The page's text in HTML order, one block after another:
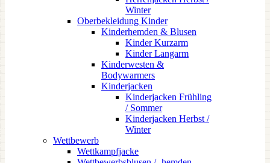
Winter
Oberbekleidung Kinder
Kinderhemden & Blusen
Kinder Kurzarm
Kinder Langarm
Kinderwesten &
Bodywarmers
Kinderjacken
Kinderjacken Frühling
/ Sommer
Kinderjacken Herbst /
Winter
Wettbewerb
Wettkampfjacke